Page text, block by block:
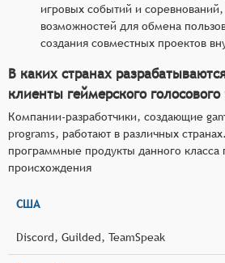
игровых событий и
возможностей для обмена
создания совместных проектов
В каких странах
клиенты геймерского голосового
Компании-разработчики, создающие
programs, работают в различных
программные продукты данного класса
происхождения
США
Discord, Guilded, TeamSpeak